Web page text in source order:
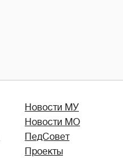
Новости МУ
Новости МО
ПедСовет
Проекты